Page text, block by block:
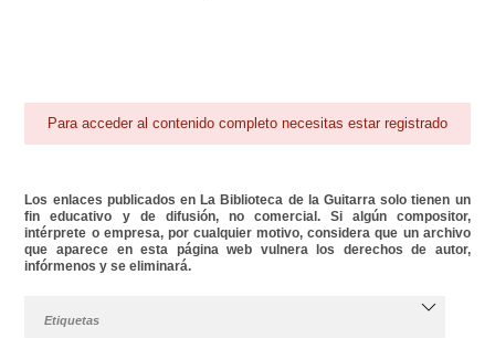
Para acceder al contenido completo necesitas estar registrado
Los enlaces publicados en La Biblioteca de la Guitarra solo tienen un
fin educativo y de difusión, no comercial. Si algún compositor,
intérprete o empresa, por cualquier motivo, considera que un archivo
que aparece en esta página web vulnera los derechos de autor,
infórmenos y se eliminará.
Etiquetas